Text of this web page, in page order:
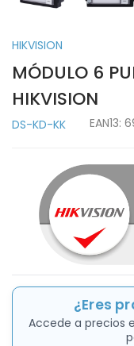
HIKVISION
MÓDULO 6
HIKVISION
DS-KD-KK EAN13:
¿Eres
Accede a precios